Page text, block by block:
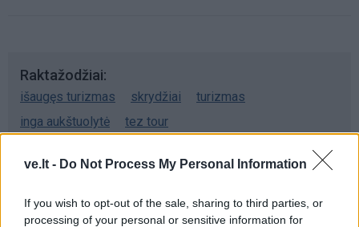
ve.lt - Do Not Process My Personal Information
If you wish to opt-out of the sale, sharing to third parties, or
processing of your personal or sensitive information for
Raktažodžiai
išaugęs turizmas skrydžiai
turizmas
inga aukštuolytė
tez tour